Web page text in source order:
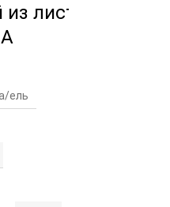
лиственницы
ель